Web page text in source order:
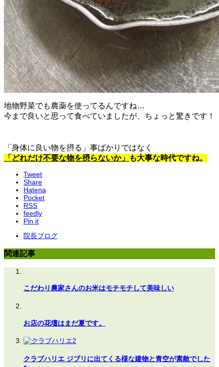
地物野菜でも農薬を使ってるんですね…
今まで良いと思って食べていましたが、ちょっと驚きです！
「身体に良い物を摂る」事ばかりではなく
「どれだけ不要な物を摂らないか」
も大事な時代ですね。
Tweet
Share
Hatena
Pocket
RSS
feedly
Pin it
院長ブログ
関連記事
こだわり農家さんのお米はモチモチして美味しい
お店の花壇はまだ夏です。
クラブハリエ ジブリに出てくる様な建物と青空が素敵でした